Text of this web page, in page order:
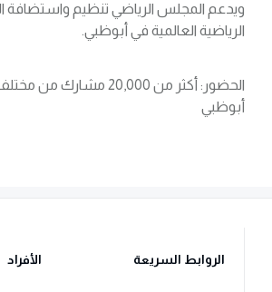
ويدعم المجلس الرياضي تنظيم واستضافة
الرياضية العالمية في أبوظبي.
الحضور: أكثر من 20,000
أبوظبي
الروابط السريعة الأفراد